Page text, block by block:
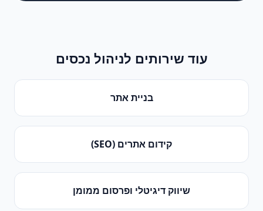
עוד שירותים לניהול נכסים
בניית אתר
קידום אתרים (SEO)
שיווק דיגיטלי ופרסום ממומן